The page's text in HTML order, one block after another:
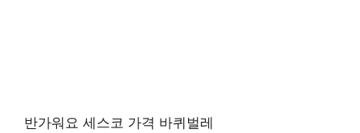
반가워요 세스코 가격 바퀴벌레